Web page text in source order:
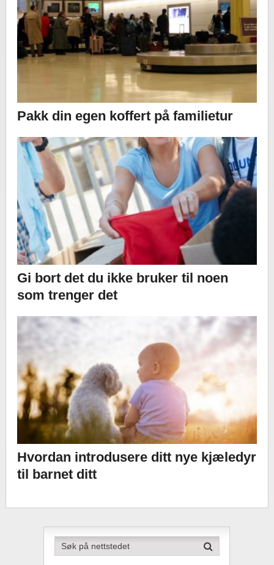
Pakk din egen koffert på familietur
Gi bort det du ikke bruker til noen
som trenger det
Hvordan introdusere ditt nye kjæledyr
til barnet ditt